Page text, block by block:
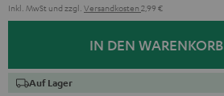
Inkl. MwSt und zzgl. Versandkosten 2,99 €
IN DEN WARENKORB
Auf Lager